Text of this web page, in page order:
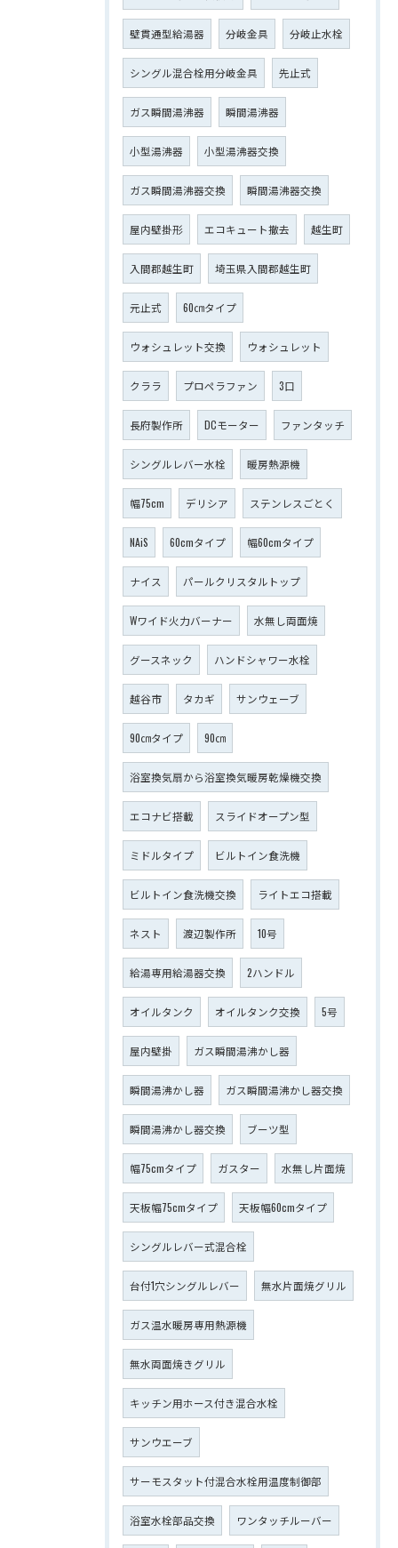
壁貫通型給湯器 分岐金具 分岐止水栓
シングル混合栓用分岐金具 先止式
ガス瞬間湯沸器 瞬間湯沸器
小型湯沸器 小型湯沸器交換
ガス瞬間湯沸器交換 瞬間湯沸器交換
屋内壁掛形 エコキュート撤去 越生町
入間郡越生町 埼玉県入間郡越生町
元止式 60㎝タイプ
ウォシュレット交換 ウォシュレット
クララ プロペラファン 3口
長府製作所 DCモーター ファンタッチ
シングルレバー水栓 暖房熱源機
幅75cm デリシア ステンレスごとく
NAiS 60cmタイプ 幅60cmタイプ
ナイス パールクリスタルトップ
Wワイド火力バーナー 水無し両面焼
グースネック ハンドシャワー水栓
越谷市 タカギ サンウェーブ
90㎝タイプ 90㎝
浴室換気扇から浴室換気暖房乾燥機交換
エコナビ搭載 スライドオープン型
ミドルタイプ ビルトイン食洗機
ビルトイン食洗機交換 ライトエコ搭載
ネスト 渡辺製作所 10号
給湯専用給湯器交換 2ハンドル
オイルタンク オイルタンク交換 5号
屋内壁掛 ガス瞬間湯沸かし器
瞬間湯沸かし器 ガス瞬間湯沸かし器交換
瞬間湯沸かし器交換 ブーツ型
幅75cmタイプ ガスター 水無し片面焼
天板幅75cmタイプ 天板幅60cmタイプ
シングルレバー式混合栓
台付1穴シングルレバー 無水片面焼グリル
ガス温水暖房専用熱源機
無水両面焼きグリル
キッチン用ホース付き混合水栓
サンウエーブ
サーモスタット付混合水栓用温度制御部
浴室水栓部品交換 ワンタッチルーバー